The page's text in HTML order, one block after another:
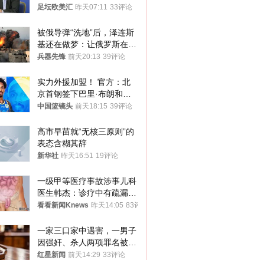
位
足坛欧美汇 昨天07:11 33评论
被俄导弹“洗地”后，泽连斯
基还在做梦：让俄罗斯在冬
季前求和？
兵器先锋 前天20:13 39评论
实力外援加盟！ 官方：北
京首钢签下巴里·布朗和桑
普森
中国篮镜头 前天18:15 39评论
高市早苗就“无核三原则”的
表态含糊其辞
新华社 昨天16:51 19评论
一级甲等医疗事故涉事儿科
医生韩杰：诊疗中有疏漏，
我认错，但不能认罪
看看新闻Knews 昨天14:05 83评论
一家三口家中遇害，一男子
因强奸、杀人两项罪名被判
死缓 最高检介入后改判无
红星新闻 前天14:29 33评论